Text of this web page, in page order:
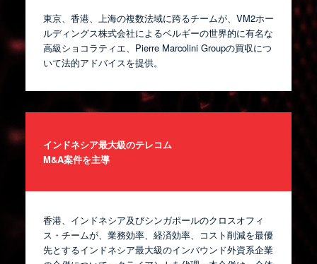
東京、香港、上海の複数法域に跨るチームが、VM2ホー
ルディングス株式会社によるベルギーの世界的に有名な
高級ショコラティエ、Pierre Marcolini Groupの買収につ
いて法的アドバイスを提供。
インドネシア最大級のテレコム
M&A案件を主導
香港、インドネシア及びシンガポールのクロスオフィ
ス・チームが、業務効率、経済効率、コスト削減を最優
先とするインドネシア最大級のインバウンド外資系企業